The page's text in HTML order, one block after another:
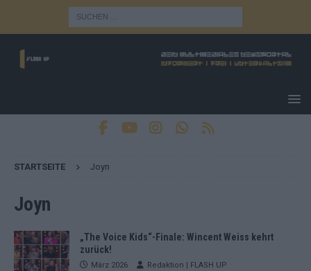
STARTSEITE Joyn
Joyn
„The Voice Kids“-Finale: Wincent Weiss kehrt
zurück!
März 2026 Redaktion | FLASH UP